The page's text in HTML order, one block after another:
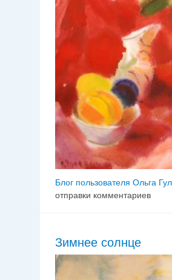
Блог пользователя Ольга
отправки комментариев
Зимнее солнце